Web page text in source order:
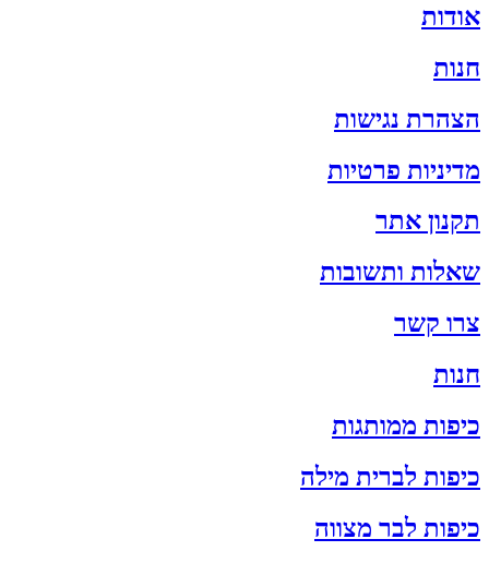
אודות
חנות
הצהרת נגישות
מדיניות פרטיות
תקנון אתר
שאלות ותשובות
צרו קשר
חנות
כיפות ממותגות
כיפות לברית מילה
כיפות לבר מצווה